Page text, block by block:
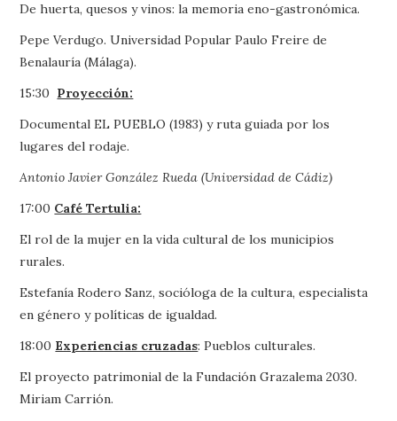
De huerta, quesos y vinos: la memoria eno-gastronómica.
Pepe Verdugo. Universidad Popular Paulo Freire de
Benalauría (Málaga).
15:30 Proyección:
Documental EL PUEBLO (1983) y ruta guiada por los
lugares del rodaje.
Antonio Javier González Rueda (Universidad de Cádiz)
17:00 Café Tertulia:
El rol de la mujer en la vida cultural de los municipios
rurales.
Estefanía Rodero Sanz, socióloga de la cultura, especialista
en género y políticas de igualdad.
18:00 Experiencias cruzadas: Pueblos culturales.
El proyecto patrimonial de la Fundación Grazalema 2030.
Miriam Carrión.